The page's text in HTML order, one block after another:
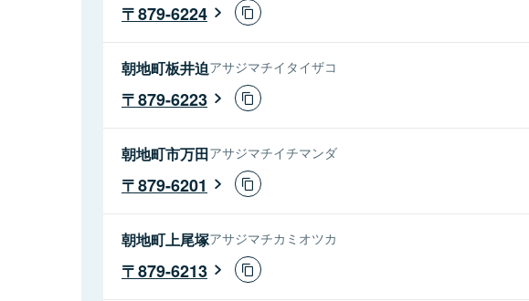
879-6224
朝地町板井迫アサジマチイタイザコ
879-6223
朝地町市万田アサジマチイチマンダ
879-6201
朝地町上尾塚アサジマチカミオツカ
879-6213